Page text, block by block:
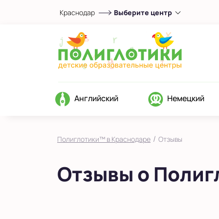
Краснодар Выберите центр
Выберите центр
Показать на карте
Выбрать другой город
Английский Немецкий
Полиглотики™ в Краснодаре / Отзывы
Отзывы о